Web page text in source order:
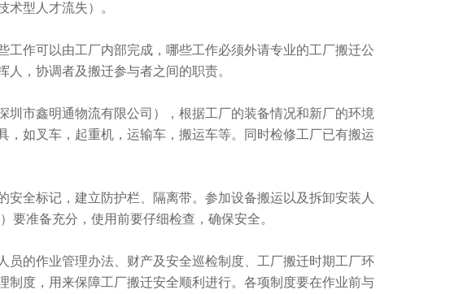
型人才流失）。
作可以由工厂内部完成，哪些工作必须外请专业的工厂搬迁公
，协调者及搬迁参与者之间的职责。
市鑫明通物流有限公司），根据工厂的装备情况和新厂的环境
如叉车，起重机，运输车，搬运车等。同时检修工厂已有搬运
全标记，建立防护栏、隔离带。参加设备搬运以及拆卸安装人
要准备充分，使用前要仔细检查，确保安全。
员的作业管理办法、财产及安全巡检制度、工厂搬迁时期工厂环
度，用来保障工厂搬迁安全顺利进行。各项制度要在作业前与